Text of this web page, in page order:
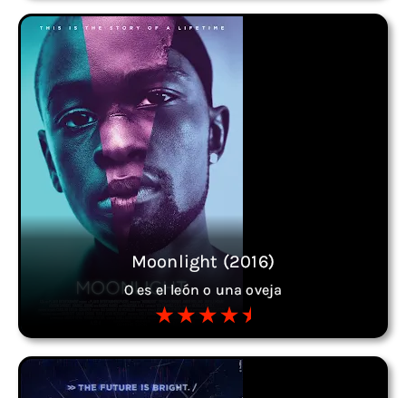
Moonlight (2016)
O es el león o una oveja